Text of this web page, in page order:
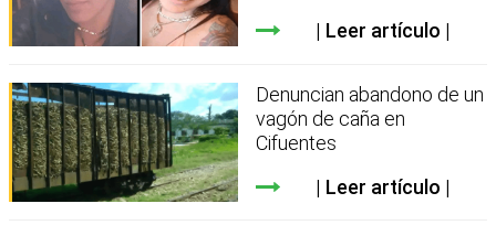
Leer artículo
Denuncian abandono de un
vagón de caña en
Cifuentes
Leer artículo